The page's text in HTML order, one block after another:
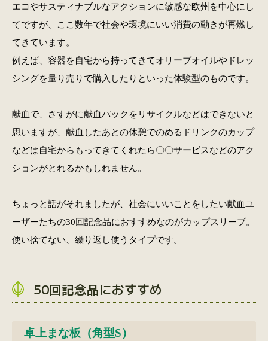
エコやサスティナブルなアクションに敏感な欧州を中心にし
てですが、ここ数年で社会や環境にいい消費の動きが再燃し
てきています。
例えば、容器を自宅から持ってきてオリーブオイルやドレッ
シングを量り売りで購入したりといった体験型のものです。
献血で、さすがに献血パックをリサイクルなどはできないと
思いますが、献血したあとの休憩でのめるドリンクのカップ
などは自宅からもってきてくれたら〇〇サービスなどのアク
ションがとれるかもしれません。
ちょっと話がそれましたが、社会にいいことをしたい献血ユ
ーザーたちの30回記念品におすすめなのがカップスリーブ。
使い捨てない、繰り返し使うタイプです。
50回記念品におすすめ
卓上まな板（角型S）